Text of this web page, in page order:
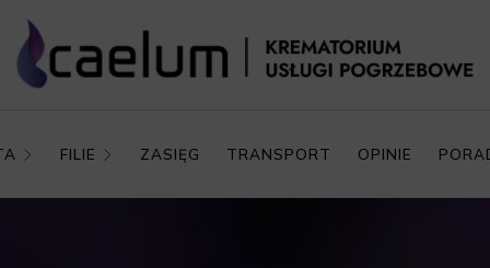
FILIE ZASIĘG TRANSPORT OPINIE